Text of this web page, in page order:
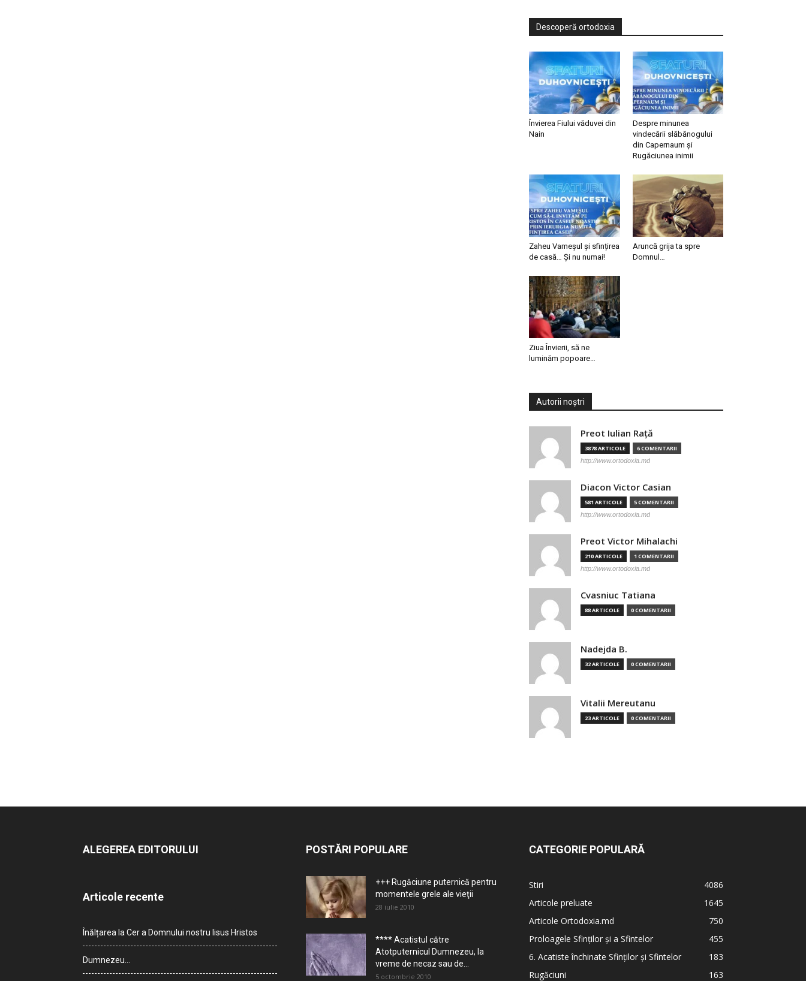
Descoperă ortodoxia
Învierea Fiului văduvei din
Nain
Despre minunea
vindecării slăbănogului
din Capernaum și
Rugăciunea inimii
Zaheu Vameșul și sfințirea
de casă… Și nu numai!
Aruncă grija ta spre
Domnul…
Ziua Învierii, să ne
luminăm popoare…
Autorii noștri
Preot Iulian Raţă
3878 ARTICOLE 6 COMENTARII
http://www.ortodoxia.md
Diacon Victor Casian
581 ARTICOLE 5 COMENTARII
http://www.ortodoxia.md
Preot Victor Mihalachi
210 ARTICOLE 1 COMENTARII
http://www.ortodoxia.md
Cvasniuc Tatiana
88 ARTICOLE 0 COMENTARII
Nadejda B.
32 ARTICOLE 0 COMENTARII
Vitalii Mereutanu
23 ARTICOLE 0 COMENTARII
ALEGEREA EDITORULUI
Articole recente
Înălțarea la Cer a Domnului nostru Iisus Hristos
Dumnezeu…
POSTĂRI POPULARE
+++ Rugăciune puternică pentru
momentele grele ale vieţii
28 iulie 2010
**** Acatistul către
Atotputernicul Dumnezeu, la
vreme de necaz sau de...
5 octombrie 2010
CATEGORIE POPULARĂ
Stiri
4086
Articole preluate
1645
Articole Ortodoxia.md
750
Proloagele Sfinților și a Sfintelor
455
6. Acatiste închinate Sfinților și Sfintelor
183
Rugăciuni
163